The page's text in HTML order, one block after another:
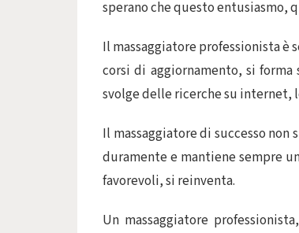
sperano che questo entusiasmo,
Il massaggiatore professionista
corsi di aggiornamento, si
svolge delle ricerche su internet,
Il massaggiatore di successo
duramente e mantiene sempre
favorevoli, si reinventa.
Un massaggiatore